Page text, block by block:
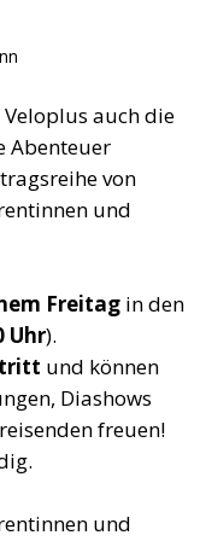
auch die
Abenteuer
von
und
Freitag in den
Uhr).
und können
Diashows
freuen!
und